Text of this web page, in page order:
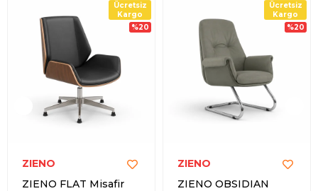
ZIENO
ZIENO FLAT Misafir
Ücretsiz
Kargo
%20
ZIENO
ZIENO OBSIDIAN
Ücretsiz
Kargo
%20